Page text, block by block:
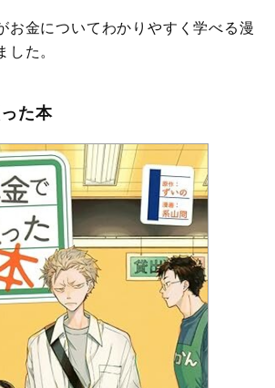
お金についてわかりやすく学べる漫
た。
た本